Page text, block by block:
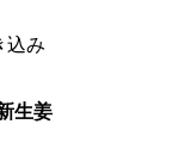
込み
生姜